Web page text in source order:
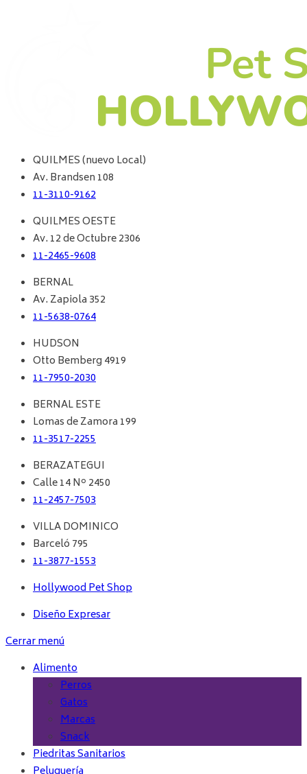
QUILMES (nuevo Local)
Av. Brandsen 108
11-3110-9162
QUILMES OESTE
Av. 12 de Octubre 2306
11-2465-9608
BERNAL
Av. Zapiola 352
11-5638-0764
HUDSON
Otto Bemberg 4919
11-7950-2030
BERNAL ESTE
Lomas de Zamora 199
11-3517-2255
BERAZATEGUI
Calle 14 Nº 2450
11-2457-7503
VILLA DOMINICO
Barceló 795
11-3877-1553
Hollywood Pet Shop
Diseño Expresar
Cerrar menú
Alimento
Perros
Gatos
Marcas
Snack
Piedritas Sanitarios